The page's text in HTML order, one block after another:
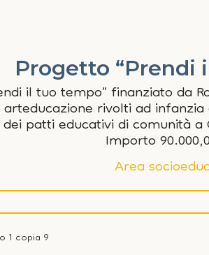
Progetto “Prendi
il tuo tempo” finanziato da
rivolti ad
patti educativi di comunità
Importo
Area